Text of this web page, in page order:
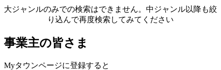
大ジャンルのみでの検索はできません。中ジャンル以降も絞
り込んで再度検索してみてください
事業主の皆さま
Myタウンページに登録すると